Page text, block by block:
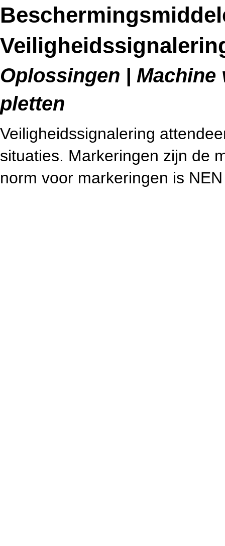
Oplossingen |
pletten
Veiligheidssignalering
situaties. Markeringen zijn de
norm voor markeringen is